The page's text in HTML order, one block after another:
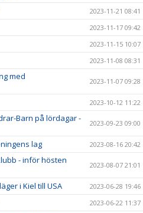
2023-11-21 08:41
2023-11-17 09:42
2023-11-15 10:07
2023-11-08 08:31
med
2023-11-07 09:28
2023-10-12 11:22
Barn på lördagar -
2023-09-23 09:00
lag 2023-08-16 20:42
- inför hösten
2023-08-07 21:01
i Kiel till USA 2023-06-28 19:46
2023-06-22 11:37